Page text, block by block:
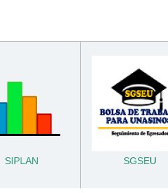
SIPLAN SGSEU